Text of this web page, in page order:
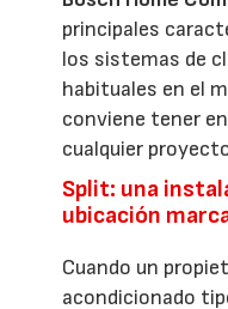
principales
los sistemas de
habituales en el
conviene tener
cualquier
Split: una
ubicación
Cuando un
acondicionado